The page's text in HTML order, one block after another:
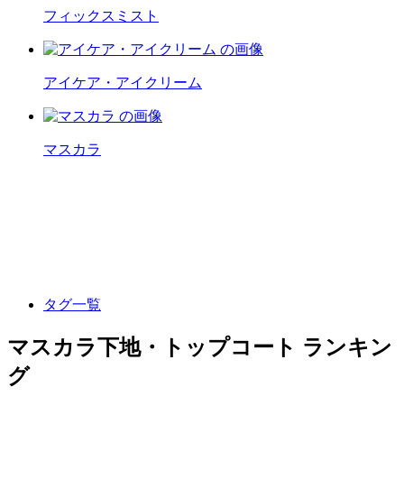
フィックスミスト
アイケア・アイクリーム
マスカラ
タグ一覧
マスカラ下地・トップコート ランキン
グ